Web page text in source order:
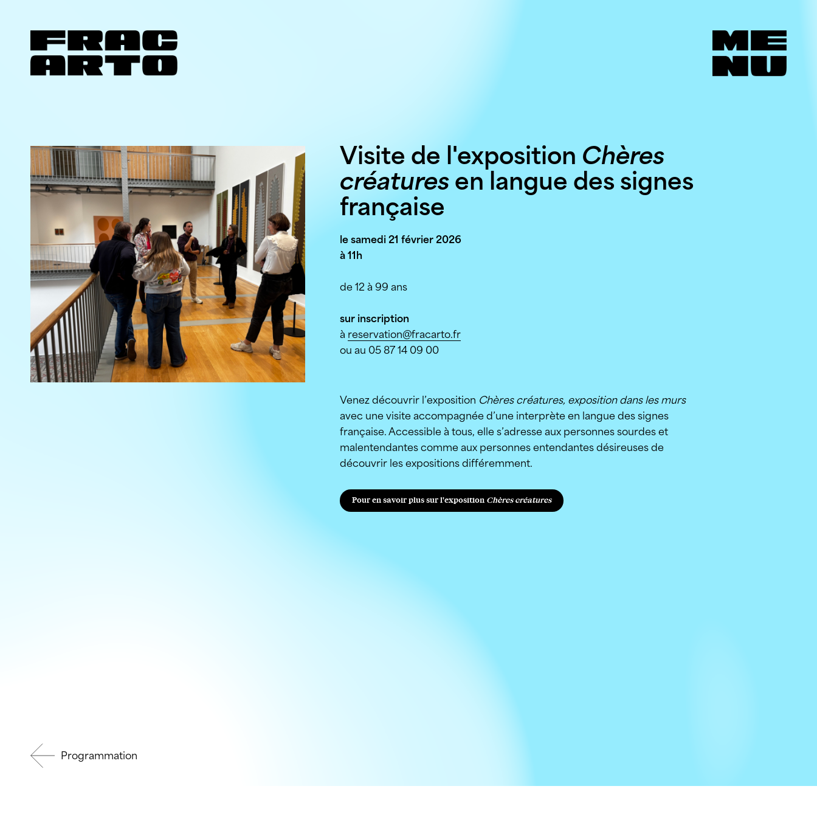
Programmation
Visite de l'exposition Chères
créaturesen langue des signes
française
le samedi 21 février 2026
à 11h
de 12 à 99 ans
sur inscription
à reservation@fracarto.fr
ou au 05 87 14 09 00
Venez découvrir l’exposition Chères créatures, exposition dans les murs
avec une visite accompagnée d’une interprète en langue des signes
française. Accessible à tous, elle s’adresse aux personnes sourdes et
malentendantes comme aux personnes entendantes désireuses de
découvrir les expositions différemment.
Pour en savoir plus sur l'exposition Chères créatures